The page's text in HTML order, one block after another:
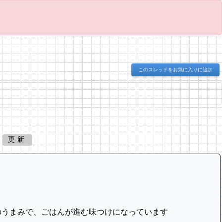
このスレッドをお気に入りに追加
更新
まみで、ごはんが進む味つけになっています